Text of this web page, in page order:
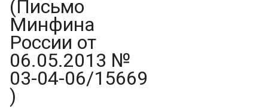
(Письмо
Минфина
России от
06.05.2013 №
03-04-06/15669
)